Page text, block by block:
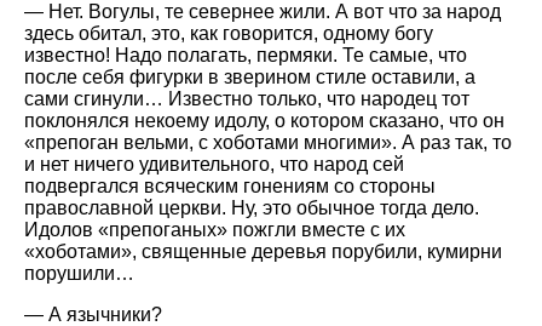
— Нет. Вогулы, те севернее жили. А вот что за народ
здесь обитал, это, как говорится, одному богу
известно! Надо полагать, пермяки. Те самые, что
после себя фигурки в зверином стиле оставили, а
сами сгинули… Известно только, что народец тот
поклонялся некоему идолу, о котором сказано, что он
«препоган вельми, с хоботами многими». А раз так, то
и нет ничего удивительного, что народ сей
подвергался всяческим гонениям со стороны
православной церкви. Ну, это обычное тогда дело.
Идолов «препоганых» пожгли вместе с их
«хоботами», священные деревья порубили, кумирни
порушили…
— А язычники?